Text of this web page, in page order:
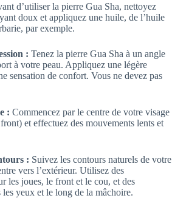
d’utiliser la pierre Gua Sha, nettoyez
doux et appliquez une huile, de l’huile
par exemple.
: Tenez la pierre Gua Sha à un angle
à votre peau. Appliquez une légère
sensation de confort. Vous ne devez pas
: Commencez par le centre de votre visage
et effectuez des mouvements lents et
: Suivez les contours naturels de votre
vers l’extérieur. Utilisez des
les joues, le front et le cou, et des
yeux et le long de la mâchoire.